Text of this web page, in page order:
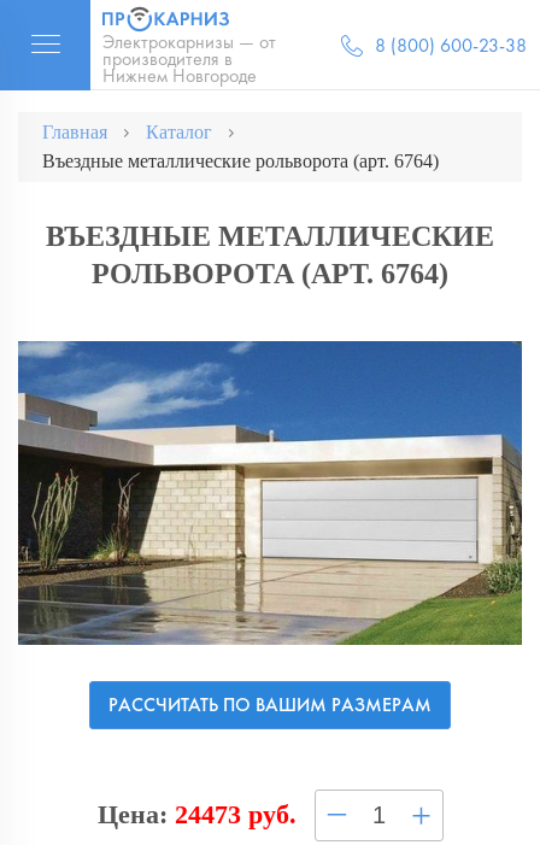
Электрокарнизы — от
производителя в
Нижнем Новгороде
8 (800) 600-23-38
Главная
Каталог
Въездные металлические рольворота (арт. 6764)
ВЪЕЗДНЫЕ МЕТАЛЛИЧЕСКИЕ
РОЛЬВОРОТА (АРТ. 6764)
РАССЧИТАТЬ ПО ВАШИМ РАЗМЕРАМ
Цена: 24473 руб. – +